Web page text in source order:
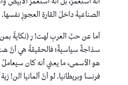
أنه استعمرَ، بل أنه استعمرَ الأبيضَ
الصناعيةَ داخلَ القارةِ العجوزِ نفسها.
أما عن حبِّ العربِ لهت! ر (نكايةً
سذاجةٌ سياسيةٌ؛ فالحقيقةُ هي أنَّ
هو الأسمى، ما يعني أنه كان
فرنسا وبريطانيا. لو أنَّ ألمانيا الن!